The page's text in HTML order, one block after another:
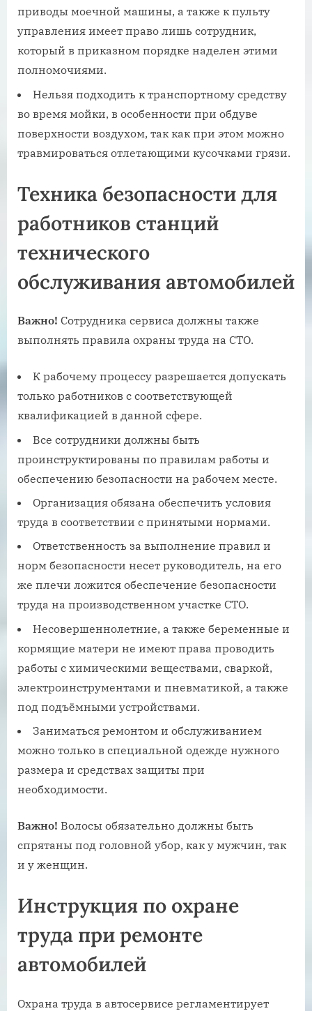
приводы моечной машины, а также к пульту
управления имеет право лишь сотрудник,
который в приказном порядке наделен этими
полномочиями.
Нельзя подходить к транспортному средству
во время мойки, в особенности при обдуве
поверхности воздухом, так как при этом можно
травмироваться отлетающими кусочками грязи.
Техника безопасности для
работников станций
технического
обслуживания автомобилей
Важно! Сотрудника сервиса должны также
выполнять правила охраны труда на СТО.
К рабочему процессу разрешается допускать
только работников с соответствующей
квалификацией в данной сфере.
Все сотрудники должны быть
проинструктированы по правилам работы и
обеспечению безопасности на рабочем месте.
Организация обязана обеспечить условия
труда в соответствии с принятыми нормами.
Ответственность за выполнение правил и
норм безопасности несет руководитель, на его
же плечи ложится обеспечение безопасности
труда на производственном участке СТО.
Несовершеннолетние, а также беременные и
кормящие матери не имеют права проводить
работы с химическими веществами, сваркой,
электроинструментами и пневматикой, а также
под подъёмными устройствами.
Заниматься ремонтом и обслуживанием
можно только в специальной одежде нужного
размера и средствах защиты при
необходимости.
Важно! Волосы обязательно должны быть
спрятаны под головной убор, как у мужчин, так
и у женщин.
Инструкция по охране
труда при ремонте
автомобилей
Охрана труда в автосервисе регламентирует